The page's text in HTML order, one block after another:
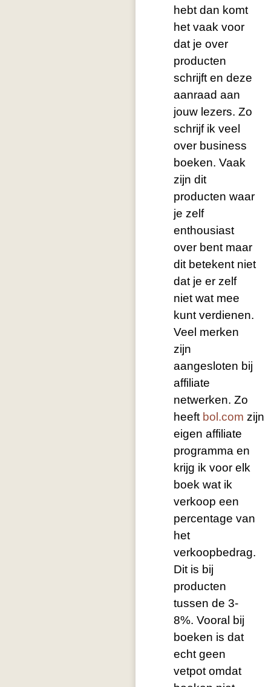
hebt dan komt
het vaak voor
dat je over
producten
schrijft en deze
aanraad aan
jouw lezers. Zo
schrijf ik veel
over business
boeken. Vaak
zijn dit
producten waar
je zelf
enthousiast
over bent maar
dit betekent niet
dat je er zelf
niet wat mee
kunt verdienen.
Veel merken
zijn
aangesloten bij
affiliate
netwerken. Zo
heeft bol.com zijn
eigen affiliate
programma en
krijg ik voor elk
boek wat ik
verkoop een
percentage van
het
verkoopbedrag.
Dit is bij
producten
tussen de 3-
8%. Vooral bij
boeken is dat
echt geen
vetpot omdat